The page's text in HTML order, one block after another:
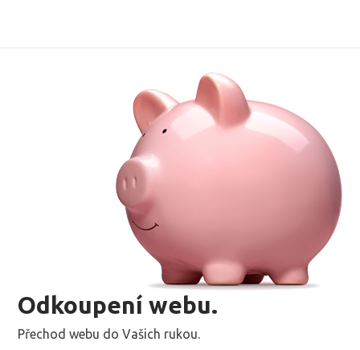
Odkoupení webu.
Přechod webu do Vašich rukou.